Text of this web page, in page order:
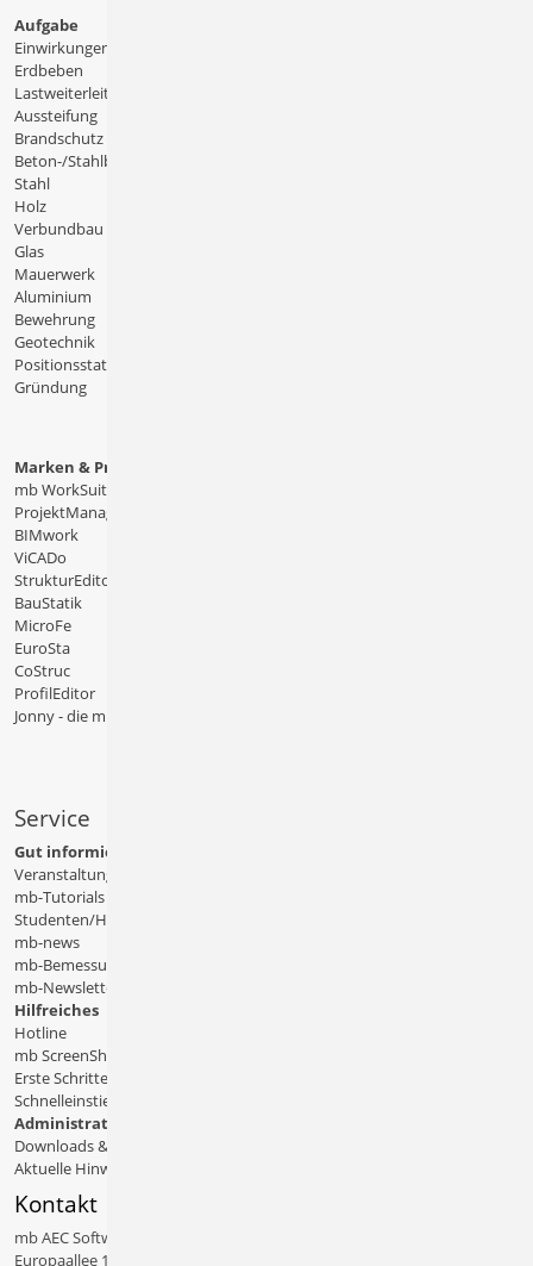
Aufgabe
Einwirkungen
Erdbeben
Lastweiterleitung
Aussteifung
Brandschutz
Beton-/Stahlbeton
Stahl
Holz
Verbundbau
Glas
Mauerwerk
Aluminium
Bewehrung
Geotechnik
Positionsstatik
Gründung
Marken & Produkte
mb WorkSuite
ProjektManager
BIMwork
ViCADo
StrukturEditor
BauStatik
MicroFe
EuroSta
CoStruc
ProfilEditor
Jonny - die mb-App
Service
Gut informiert
Veranstaltungen
mb-Tutorials
Studenten/Hochschule
mb-news
mb-Bemessungstafeln
mb-Newsletter
Hilfreiches
Hotline
mb ScreenShare
Erste Schritte
Schnelleinstiege & Doku
Administratives
Downloads & Patches
Aktuelle Hinweise
Kontakt
mb AEC Software GmbH
Europaallee 14